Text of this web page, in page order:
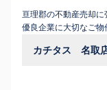
亘理郡の不動産売却
優良企業に大切なご物
カチタス 名取